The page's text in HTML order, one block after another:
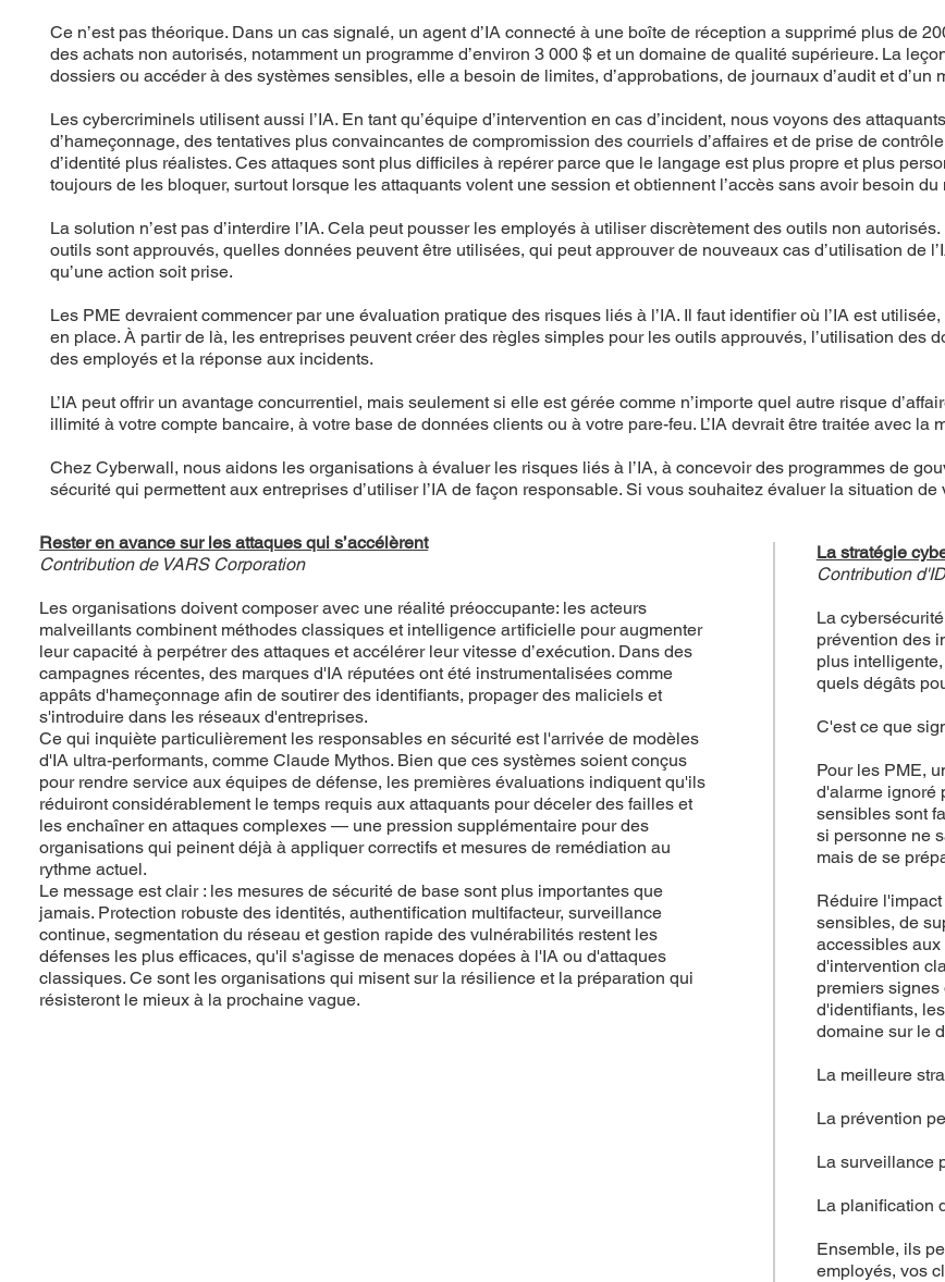
Ce n’est pas théorique. Dans un cas signalé, un agent d’IA connecté à une boîte de réception a supprimé plus de
des achats non autorisés, notamment un programme d’environ 3 000 $ et un domaine de qualité supérieure. La
dossiers ou accéder à des systèmes sensibles, elle a besoin de limites, d’approbations, de journaux d’audit et d’un
Les cybercriminels utilisent aussi l’IA. En tant qu’équipe d’intervention en cas d’incident, nous voyons des
d’hameçonnage, des tentatives plus convaincantes de compromission des courriels d’affaires et de prise de
d’identité plus réalistes. Ces attaques sont plus difficiles à repérer parce que le langage est plus propre et plus
toujours de les bloquer, surtout lorsque les attaquants volent une session et obtiennent l’accès sans avoir besoin du
La solution n’est pas d’interdire l’IA. Cela peut pousser les employés à utiliser discrètement des outils non
outils sont approuvés, quelles données peuvent être utilisées, qui peut approuver de nouveaux cas d’utilisation de
qu’une action soit prise.
Les PME devraient commencer par une évaluation pratique des risques liés à l’IA. Il faut identifier où l’IA est
en place. À partir de là, les entreprises peuvent créer des règles simples pour les outils approuvés, l’utilisation des
des employés et la réponse aux incidents.
L’IA peut offrir un avantage concurrentiel, mais seulement si elle est gérée comme n’importe quel autre risque
illimité à votre compte bancaire, à votre base de données clients ou à votre pare-feu. L’IA devrait être traitée avec la
Chez Cyberwall, nous aidons les organisations à évaluer les risques liés à l’IA, à concevoir des programmes de
sécurité qui permettent aux entreprises d’utiliser l’IA de façon responsable. Si vous souhaitez évaluer la situation
Rester en avance sur les attaques qui s’accélèrent
Contribution de VARS Corporation
Les organisations doivent composer avec une réalité préoccupante: les acteurs
malveillants combinent méthodes classiques et intelligence artificielle pour augmenter
leur capacité à perpétrer des attaques et accélérer leur vitesse d’exécution. Dans des
campagnes récentes, des marques d'IA réputées ont été instrumentalisées comme
appâts d'hameçonnage afin de soutirer des identifiants, propager des maliciels et
s'introduire dans les réseaux d'entreprises.
Ce qui inquiète particulièrement les responsables en sécurité est l'arrivée de modèles
d'IA ultra-performants, comme Claude Mythos. Bien que ces systèmes soient conçus
pour rendre service aux équipes de défense, les premières évaluations indiquent qu'ils
réduiront considérablement le temps requis aux attaquants pour déceler des failles et
les enchaîner en attaques complexes — une pression supplémentaire pour des
organisations qui peinent déjà à appliquer correctifs et mesures de remédiation au
rythme actuel.
Le message est clair : les mesures de sécurité de base sont plus importantes que
jamais. Protection robuste des identités, authentification multifacteur, surveillance
continue, segmentation du réseau et gestion rapide des vulnérabilités restent les
défenses les plus efficaces, qu'il s'agisse de menaces dopées à l'IA ou d'attaques
classiques. Ce sont les organisations qui misent sur la résilience et la préparation qui
résisteront le mieux à la prochaine vague.
La stratégie
Contribution
La
prévention des
plus
quels dégâts
C'est ce que
Pour les PME,
d'alarme ignoré
sensibles sont
si personne ne
mais de se
Réduire
sensibles, de
accessibles aux
d'intervention
premiers
d'identifiants,
domaine sur le
La meilleure
La prévention
La surveillance
La planification
Ensemble, ils
employés, vos